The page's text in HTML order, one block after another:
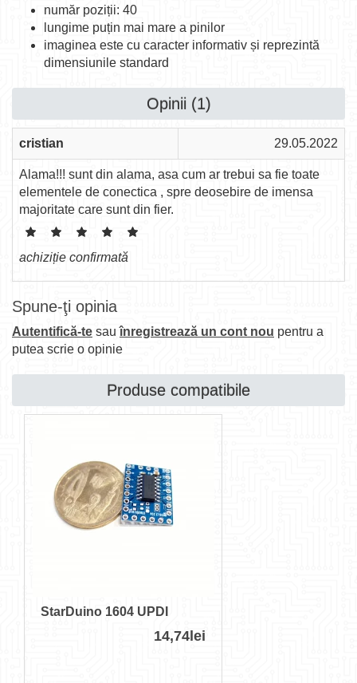
număr poziții: 40
lungime puțin mai mare a pinilor
imaginea este cu caracter informativ și reprezintă
dimensiunile standard
Opinii (1)
cristian 29.05.2022
Alama!!! sunt din alama, asa cum ar trebui sa fie toate
elementele de conectica , spre deosebire de imensa
majoritate care sunt din fier.
achiziție confirmată
Spune-ţi opinia
Autentifică-te sauînregistrează un cont nou pentru a
putea scrie o opinie
Produse compatibile
StarDuino 1604 UPDI
14,74lei